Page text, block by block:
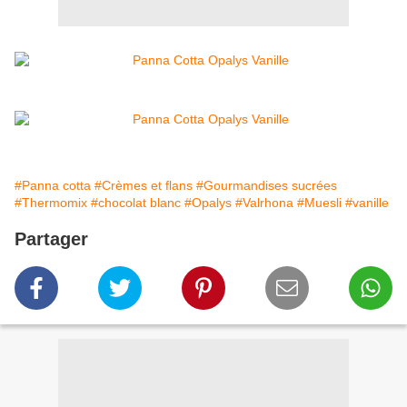
#Panna cotta #Crèmes et flans #Gourmandises sucrées
#Thermomix #chocolat blanc #Opalys #Valrhona #Muesli #vanille
Partager